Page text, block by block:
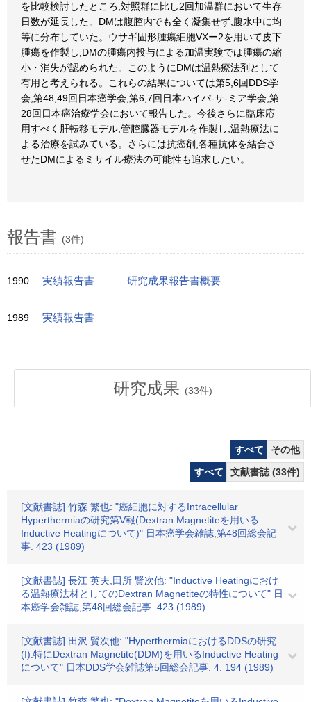
を比較検討したところ,対照群に比し2回加温群において生存
日数が延長した。DMは腹腔内でも全く凝集せず,腹水中に均
等に分布していた。ウサギ固形腫瘍細胞VXー2を用いて皮下
腫瘍を作製し,DMの腫瘍内投与による加温実験では腫瘍の縮
小・消失が認められた。このようにDMは温熱療法剤として
有用と考えられる。これらの結果については第5,6回DDS学
会,第48,49回日本癌学会,第6,7回日本ハイパ-サ-ミア学会,第
28回日本癌治療学会において報告した。今後さらに臨床応
用すべく肝転移モデル,管腔臓器モデルを作製し,温熱療法に
よる治療を試みている。さらには抗癌剤,各種抗体を結合さ
せたDMによるミサイル療法の可能性も追求したい。
報告書 (3件)
1990 実績報告書 研究成果報告書概要
1989 実績報告書
研究成果 (33件)
すべて
その他
すべて
文献書誌 (33件)
[文献書誌] 竹森 繁也: "癌細胞に対するIntracellular
Hyperthermiaの研究第V報(Dextran Magnetiteを用いる
Inductive Heatingについて)" 日本癌学会雑誌,第48回総会記
事. 423 (1989)
[文献書誌] 長江 英夫,田所 賢次他: "Inductive Heatingにおけ
る温熱療法材としてのDextran Magnetiteの特性について" 日
本癌学会雑誌,第48回総会記事. 423 (1989)
[文献書誌] 田沢 賢次他: "HyperthermiaにおけるDDSの研究
(I):特にDextran Magnetite(DDM)を用いるInductive Heating
について" 日本DDS学会雑誌第5回総会記事. 4. 194 (1989)